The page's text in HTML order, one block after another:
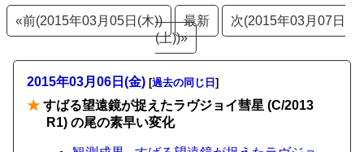
«前(2015年03月05日(木)) 最新
次(2015年03月07日
(土))»
2015年03月06日(金) [過去の同じ日 ]
★ すばる望遠鏡が捉えたラヴジョイ彗星 (C/2013
R1) の尾の素早い変化